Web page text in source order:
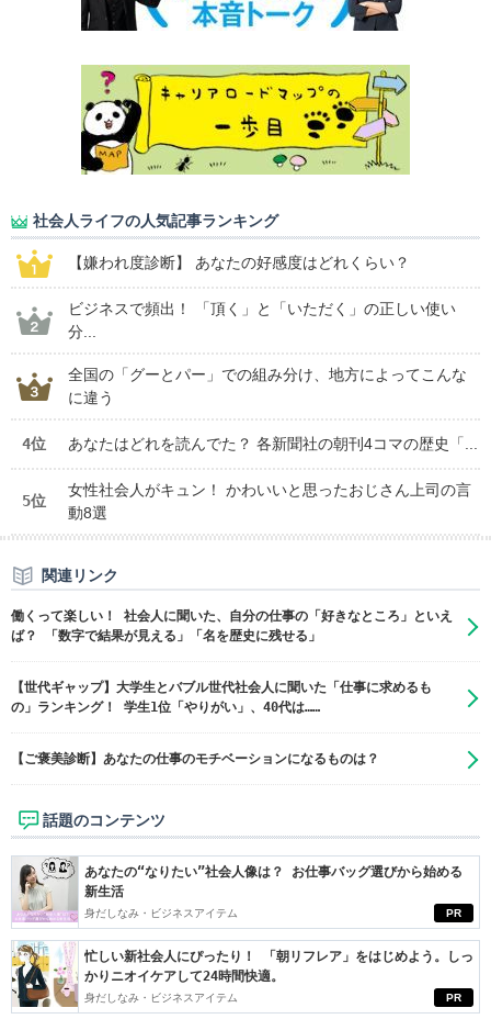
社会人ライフの人気記事ランキング
【嫌われ度診断】 あなたの好感度はどれくらい？
ビジネスで頻出！ 「頂く」と「いただく」の正しい使い
分...
全国の「グーとパー」での組み分け、地方によってこんな
に違う
4位 あなたはどれを読んでた？ 各新聞社の朝刊4コマの歴史「...
5位
女性社会人がキュン！ かわいいと思ったおじさん上司の言
動8選
関連リンク
働くって楽しい！ 社会人に聞いた、自分の仕事の「好きなところ」といえ
ば？ 「数字で結果が見える」「名を歴史に残せる」
【世代ギャップ】大学生とバブル世代社会人に聞いた「仕事に求めるも
の」ランキング！ 学生1位「やりがい」、40代は……
【ご褒美診断】あなたの仕事のモチベーションになるものは？
話題のコンテンツ
PR
あなたの“なりたい”社会人像は？ お仕事バッグ選びから始める
新生活
身だしなみ・ビジネスアイテム
PR
忙しい新社会人にぴったり！ 「朝リフレア」をはじめよう。しっ
かりニオイケアして24時間快適。
身だしなみ・ビジネスアイテム